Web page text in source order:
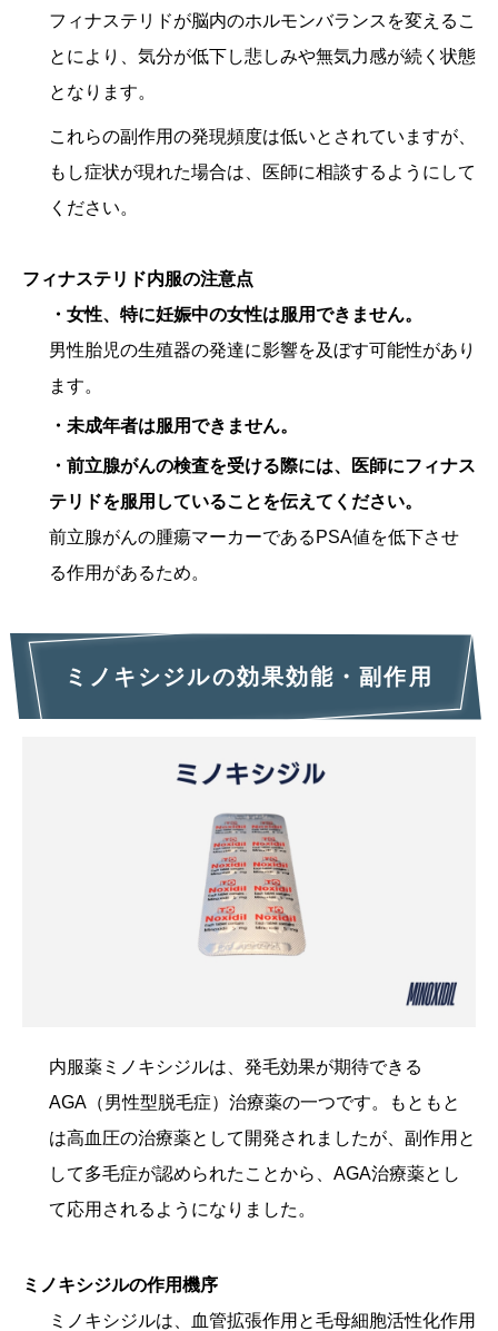
フィナステリドが脳内のホルモンバランスを変えるこ
とにより、気分が低下し悲しみや無気力感が続く状態
となります。
これらの副作用の発現頻度は低いとされていますが、
もし症状が現れた場合は、医師に相談するようにして
ください。
フィナステリド内服の注意点
・女性、特に妊娠中の女性は服用できません。
男性胎児の生殖器の発達に影響を及ぼす可能性があり
ます。
・未成年者は服用できません。
・前立腺がんの検査を受ける際には、医師にフィナス
テリドを服用していることを伝えてください。
前立腺がんの腫瘍マーカーであるPSA値を低下させ
る作用があるため。
ミノキシジルの効果効能・副作用
内服薬ミノキシジルは、発毛効果が期待できる
AGA（男性型脱毛症）治療薬の一つです。もともと
は高血圧の治療薬として開発されましたが、副作用と
して多毛症が認められたことから、AGA治療薬とし
て応用されるようになりました。
ミノキシジルの作用機序
ミノキシジルは、血管拡張作用と毛母細胞活性化作用